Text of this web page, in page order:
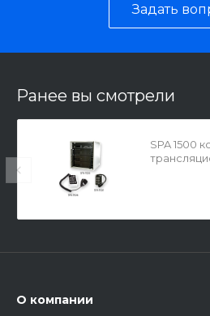
Задать
Ранее вы смотрели
SPA 1500
О компании